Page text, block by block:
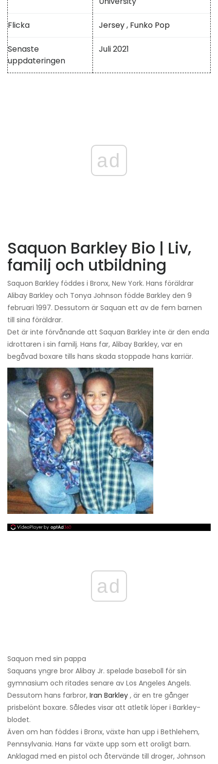
Flicka Jersey, Funko Pop
Senaste
uppdateringen
Juli 2021
ad
Saquon Barkley Bio | Liv,
familj och utbildning
Saquon Barkley föddes i Bronx, New York. Hans föräldrar
Alibay Barkley och Tonya Johnson födde Barkley den 9
februari 1997. Dessutom är Saquan ett av de fem barnen
till sina föräldrar.
Det är inte förvånande att Saquan Barkley inte är den enda
idrottaren i sin familj. Hans far, Alibay Barkley, var en
begåvad boxare tills hans skada stoppade hans karriär.
ad
Saquon med sin pappa
Saquans yngre bror Alibay Jr. spelade baseboll för sin
gymnasium och ritades senare av Los Angeles Angels.
Dessutom hans farbror, Iran Barkley , är en tre gånger
prisbelönt boxare. Således visar att atletik löper i Barkley-
blodet.
Även om han föddes i Bronx, växte han upp i Bethlehem,
Pennsylvania. Hans far växte upp som ett oroligt barn.
Anklagad med en pistol och återvände till droger, Johnson